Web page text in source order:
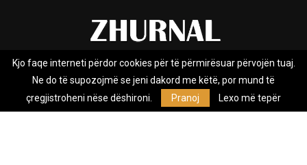
Rreth nesh Impresumi Marketing
Privacy Policy
Zhurnal.mk është Agjenci e Lajmeve e pavarur, e themeluar në vitin
Kjo faqe interneti përdor cookies për të përmirësuar përvojën tuaj.
Ne do të supozojmë se jeni dakord me këtë, por mund të
çregjistroheni nëse dëshironi.
Pranoj Lexo më tepër